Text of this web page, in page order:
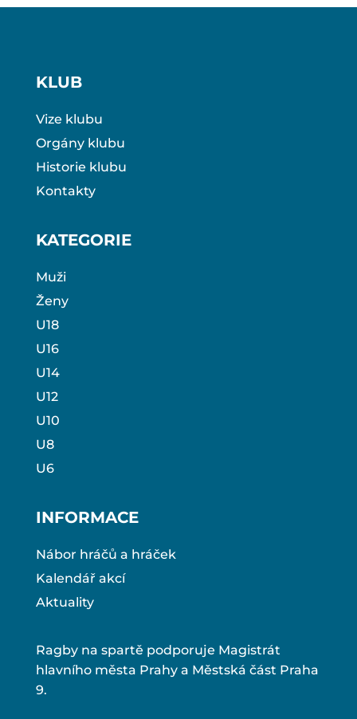
KLUB
Vize klubu
Orgány klubu
Historie klubu
Kontakty
KATEGORIE
Muži
Ženy
U18
U16
U14
U12
U10
U8
U6
INFORMACE
Nábor hráčů a hráček
Kalendář akcí
Aktuality
Ragby na spartě podporuje Magistrát
hlavního města Prahy a Městská část Praha
9.